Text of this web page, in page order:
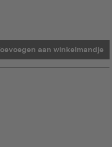
aan winkelmandje